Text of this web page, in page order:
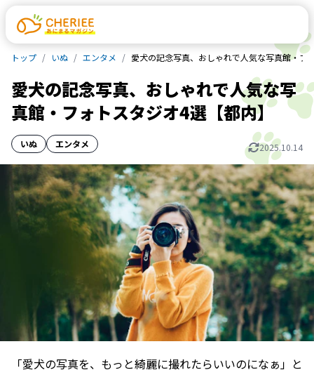
トップ いぬ エンタメ 愛犬の記念写真、おしゃれで人気な写真館・フ
愛犬の記念写真、おしゃれで人気な写
真館・フォトスタジオ4選【都内】
いぬ エンタメ 2025.10.14
「愛犬の写真を、もっと綺麗に撮れたらいいのになぁ」と